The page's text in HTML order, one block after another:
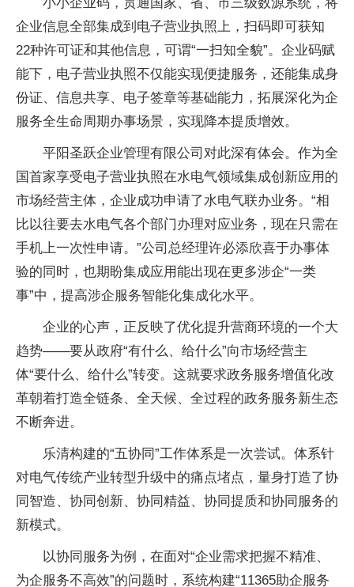
企业信息全部集成到电子营业执照上，扫码即可获知
22种许可证和其他信息，可谓“一扫知全貌”。企业码赋
能下，电子营业执照不仅能实现便捷服务，还能集成身
份证、信息共享、电子签章等基础能力，拓展深化为企
服务全生命周期办事场景，实现降本提质增效。
平阳圣跃企业管理有限公司对此深有体会。作为全
国首家享受电子营业执照在水电气领域集成创新应用的
市场经营主体，企业成功申请了水电气联办业务。“相
比以往要去水电气各个部门办理对应业务，现在只需在
手机上一次性申请。”公司总经理许必添欣喜于办事体
验的同时，也期盼集成应用能出现在更多涉企“一类
事”中，提高涉企服务智能化集成化水平。
企业的心声，正反映了优化提升营商环境的一个大
趋势——要从政府“有什么、给什么”向市场经营主
体“要什么、给什么”转变。这就要求政务服务增值化改
革朝着打造全链条、全天候、全过程的政务服务新生态
不断奔进。
乐清构建的“五协同”工作体系是一次尝试。体系针
对电气传统产业转型升级中的痛点堵点，量身打造了协
同智造、协同创新、协同精益、协同提质和协同服务的
新模式。
以协同服务为例，在面对“企业需求把握不精准、
为企服务不高效”的问题时，系统构建“11365助企服务